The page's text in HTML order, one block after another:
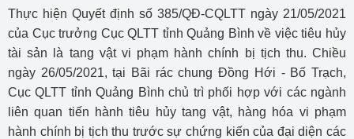
Thực hiện Quyết định số 385/QĐ-CQLTT ngày 21/05/2021
của Cục trưởng Cục QLTT tỉnh Quảng Bình về việc tiêu hủy
tài sản là tang vật vi phạm hành chính bị tịch thu. Chiều
ngày 26/05/2021, tại Bãi rác chung Đồng Hới - Bố Trạch,
Cục QLTT tỉnh Quảng Bình chủ trì phối hợp với các ngành
liên quan tiến hành tiêu hủy tang vật, hàng hóa vi phạm
hành chính bị tịch thu trước sự chứng kiến của đại diện các